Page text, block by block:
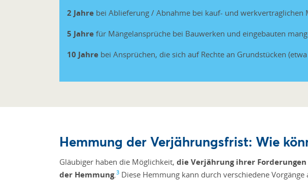
2 Jahre bei Ablieferung / Abnahme bei kauf- und werkvertraglichen
5 Jahre für Mängelansprüche bei Bauwerken und eingebauten
10 Jahre bei Ansprüchen, die sich auf Rechte an Grundstücken
Hemmung der Verjährungsfrist: Wie
Gläubiger haben die Möglichkeit, die Verjährung ihrer
der Hemmung.3 Diese Hemmung kann durch verschiedene